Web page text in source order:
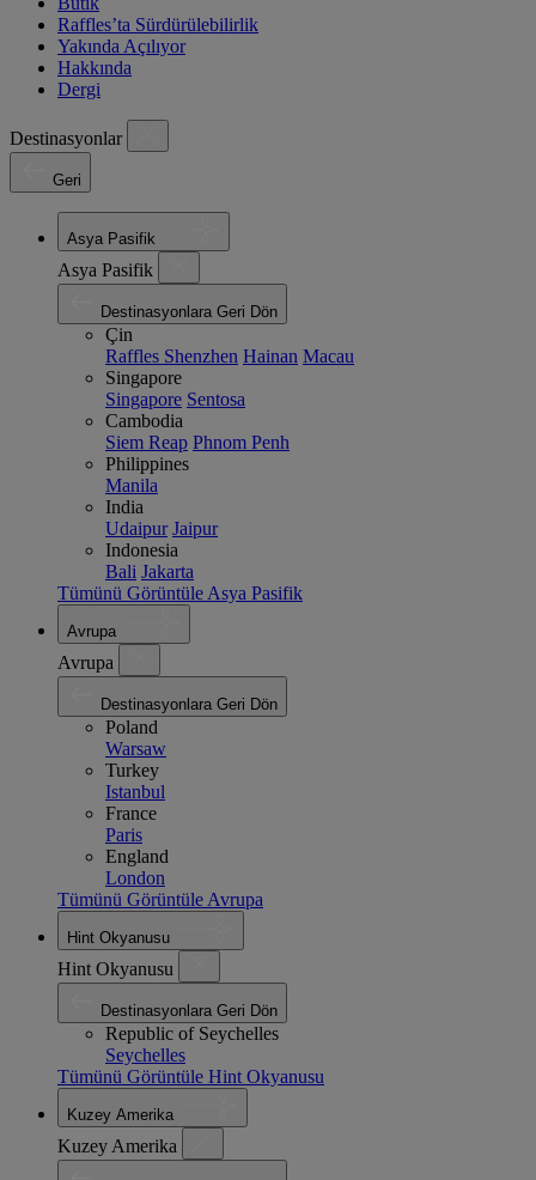
Raffles’ta Sürdürülebilirlik
Yakında Açılıyor
Hakkında
Dergi
Destinasyonlar
Geri
Asya Pasifik
Asya Pasifik
Destinasyonlara Geri Dön
Çin
Raffles Shenzhen Hainan Macau
Singapore
Singapore Sentosa
Cambodia
Siem Reap Phnom Penh
Philippines
Manila
India
Udaipur Jaipur
Indonesia
Bali Jakarta
Tümünü Görüntüle Asya Pasifik
Avrupa
Avrupa
Destinasyonlara Geri Dön
Poland
Warsaw
Turkey
Istanbul
France
Paris
England
London
Tümünü Görüntüle Avrupa
Hint Okyanusu
Hint Okyanusu
Destinasyonlara Geri Dön
Republic of Seychelles
Seychelles
Tümünü Görüntüle Hint Okyanusu
Kuzey Amerika
Kuzey Amerika